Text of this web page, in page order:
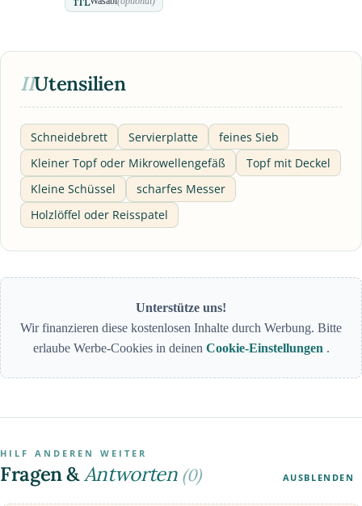
IIUtensilien
Schneidebrett Servierplatte
feines Sieb
Kleiner Topf oder Mikrowellengefäß
Topf mit Deckel
Kleine Schüssel
scharfes Messer
Holzlöffel oder Reisspatel
Unterstütze uns!
Wir finanzieren diese kostenlosen Inhalte durch Werbung. Bitte
erlaube Werbe-Cookies in deinen Cookie-Einstellungen .
HILF ANDEREN WEITER
Fragen &Antworten (0) AUSBLENDEN